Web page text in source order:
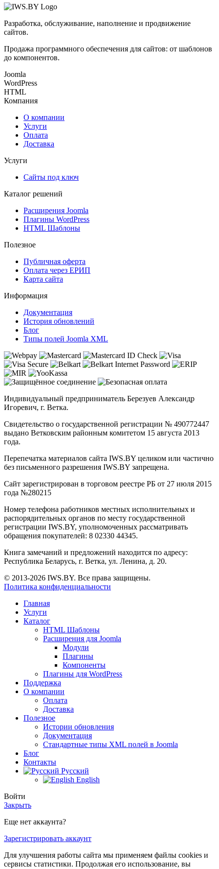
Разработка, обслуживание, наполнение и продвижение
сайтов.
Продажа программного обеспечения для сайтов: от шаблонов
до компонентов.
Joomla
WordPress
HTML
Компания
О компании
Услуги
Оплата
Доставка
Услуги
Сайты под ключ
Каталог решений
Расширения Joomla
Плагины WordPress
HTML Шаблоны
Полезное
Публичная оферта
Оплата через ЕРИП
Карта сайта
Информация
Документация
История обновлений
Блог
Типы полей Joomla XML
Индивидуальный предприниматель Березуев Александр
Игоревич, г. Ветка.
Свидетельство о государственной регистрации № 490772447
выдано Ветковским районным комитетом 15 августа 2013
года.
Перепечатка материалов сайта IWS.BY целиком или частично
без письменного разрешения IWS.BY запрещена.
Сайт зарегистрирован в торговом реестре РБ от 27 июля 2015
года №280215
Номер телефона работников местных исполнительных и
распорядительных органов по месту государственной
регистрации IWS.BY, уполномоченных рассматривать
обращения покупателей: 8 02330 44345.
Книга замечаний и предложений находится по адресу:
Республика Беларусь, г. Ветка, ул. Ленина, д. 20.
© 2013-2026 IWS.BY. Все права защищены.
Политика конфиденциальности
Главная
Услуги
Каталог
HTML Шаблоны
Расширения для Joomla
Модули
Плагины
Компоненты
Плагины для WordPress
Поддержка
О компании
Оплата
Доставка
Полезное
Истории обновления
Документация
Стандартные типы XML полей в Joomla
Блог
Контакты
Русский
English
Войти
Закрыть
Еще нет аккаунта?
Зарегистрировать аккаунт
Для улучшения работы сайта мы применяем файлы cookies и
сервисы статистики. Продолжая его использование, вы